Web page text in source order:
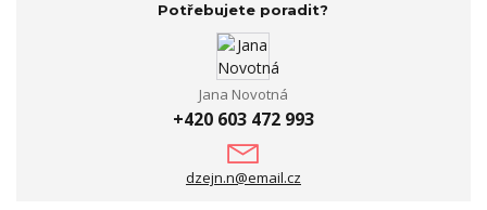
Potřebujete poradit?
Jana Novotná
+420 603 472 993
dzejn.n@email.cz